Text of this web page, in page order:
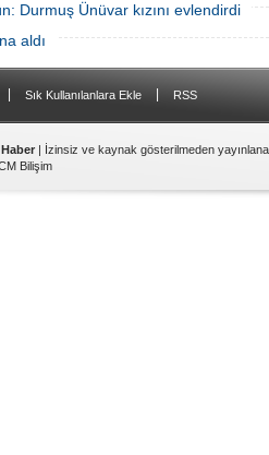
Durmuş Ünüvar kızını evlendirdi
aldı
Sık Kullanılanlara Ekle RSS
| İzinsiz ve kaynak gösterilmeden
Bilişim